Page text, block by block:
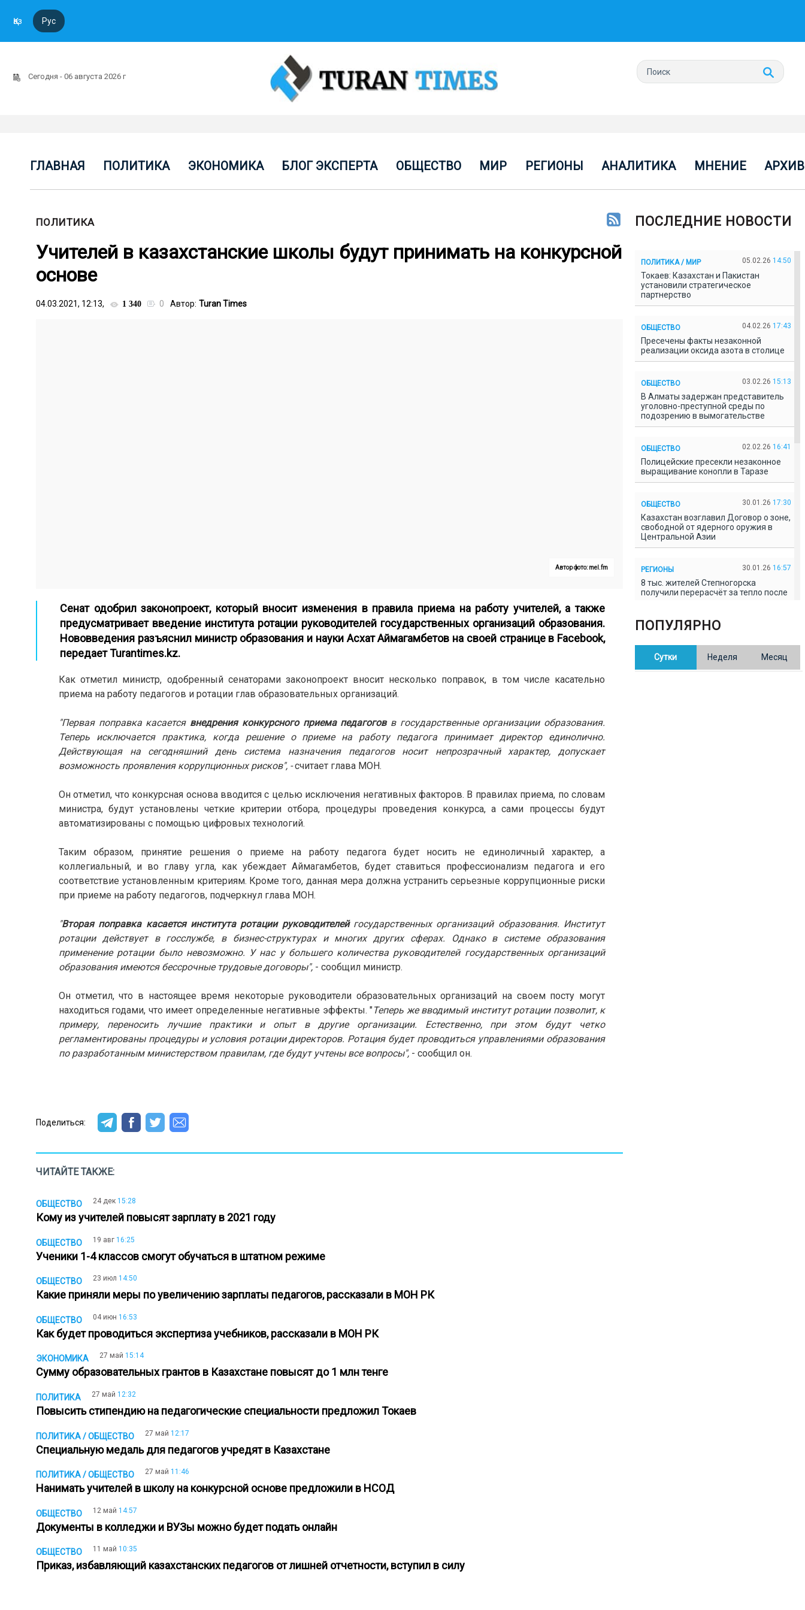
Қаз Рус
Сегодня - 06 августа 2026 г
ГЛАВНАЯ ПОЛИТИКА ЭКОНОМИКА БЛОГ ЭКСПЕРТА ОБЩЕСТВО МИР РЕГИОНЫ АНАЛИТИКА МНЕНИЕ АРХИВ
ПОЛИТИКА
Учителей в казахстанские школы будут принимать на конкурсной
основе
04.03.2021, 12:13, 1 340 0 Автор: Turan Times
Автор фото: mel.fm
Сенат одобрил законопроект, который вносит изменения в правила приема на работу учителей, а также
предусматривает введение института ротации руководителей государственных организаций образования.
Нововведения разъяснил министр образования и науки Асхат Аймагамбетов на своей странице в Facebook,
передаетTurantimes.kz.
Как отметил министр, одобренный сенаторами законопроект вносит несколько поправок, в том числе касательно
приема на работу педагогов и ротации глав образовательных организаций.
"Первая поправка касается внедрения конкурсного приема педагоговв государственные организации образования.
Теперь исключается практика, когда решение о приеме на работу педагога принимает директор единолично.
Действующая на сегодняшний день система назначения педагогов носит непрозрачный характер, допускает
возможность проявления коррупционных рисков", -считает глава МОН.
Он отметил, что конкурсная основа вводится с целью исключения негативных факторов. В правилах приема, по словам
министра,будут установлены четкие критерии отбора, процедуры проведения конкурса, а сами процессы будут
автоматизированы с помощью цифровых технологий.
Таким образом, принятие решения о приеме на работу педагога будет носить не единоличный характер, а
коллегиальный, и во главу угла, как убеждает Аймагамбетов, будет ставиться профессионализм педагога и его
соответствие установленным критериям. Кроме того, данная мера должна устранить серьезные коррупционные риски
при приеме на работу педагогов, подчеркнул глава МОН.
"Вторая поправка касается института ротации руководителейгосударственных организаций образования. Институт
ротации действует в госслужбе, в бизнес-структурах и многих других сферах. Однако в системе образования
применение ротации было невозможно. У нас у большего количества руководителей государственных организаций
образования имеются бессрочные трудовые договоры", - сообщил министр.
Он отметил, что в настоящее время некоторые руководители образовательных организаций на своем посту могут
находиться годами, что имеет определенные негативные эффекты. "Теперь же вводимый институт ротации позволит, к
примеру, переносить лучшие практики и опыт в другие организации. Естественно, при этом будут четко
регламентированы процедуры и условия ротации директоров. Ротация будет проводиться управлениями образования
по разработанным министерством правилам, где будут учтены все вопросы", - сообщил он.
Поделиться:
ЧИТАЙТЕ ТАКЖЕ:
ОБЩЕСТВО 24 дек 15:28
Кому из учителей повысят зарплату в 2021 году
ОБЩЕСТВО 19 авг 16:25
Ученики 1-4 классов смогут обучаться в штатном режиме
ОБЩЕСТВО 23 июл 14:50
Какие приняли меры по увеличению зарплаты педагогов, рассказали в МОН РК
ОБЩЕСТВО 04 июн 16:53
Как будет проводиться экспертиза учебников, рассказали в МОН РК
ЭКОНОМИКА 27 май 15:14
Сумму образовательных грантов в Казахстане повысят до 1 млн тенге
ПОЛИТИКА 27 май 12:32
Повысить стипендию на педагогические специальности предложил Токаев
ПОЛИТИКА / ОБЩЕСТВО 27 май 12:17
Специальную медаль для педагогов учредят в Казахстане
ПОЛИТИКА / ОБЩЕСТВО 27 май 11:46
Нанимать учителей в школу на конкурсной основе предложили в НСОД
ОБЩЕСТВО 12 май 14:57
Документы в колледжи и ВУЗы можно будет подать онлайн
ОБЩЕСТВО 11 май 10:35
Приказ, избавляющий казахстанских педагогов от лишней отчетности, вступил в силу
ПОСЛЕДНИЕ НОВОСТИ
ПОЛИТИКА / МИР 05.02.26 14:50
Токаев: Казахстан и Пакистан
установили стратегическое
партнерство
ОБЩЕСТВО 04.02.26 17:43
Пресечены факты незаконной
реализации оксида азота в столице
ОБЩЕСТВО 03.02.26 15:13
В Алматы задержан представитель
уголовно-преступной среды по
подозрению в вымогательстве
ОБЩЕСТВО 02.02.26 16:41
Полицейские пресекли незаконное
выращивание конопли в Таразе
ОБЩЕСТВО 30.01.26 17:30
Казахстан возглавил Договор о зоне,
свободной от ядерного оружия в
Центральной Азии
РЕГИОНЫ 30.01.26 16:57
8 тыс. жителей Степногорска
получили перерасчёт за тепло после
В Казахстане готовят новую
редакцию Конституции: меняется
ПОПУЛЯРНО
Сутки Неделя Месяц